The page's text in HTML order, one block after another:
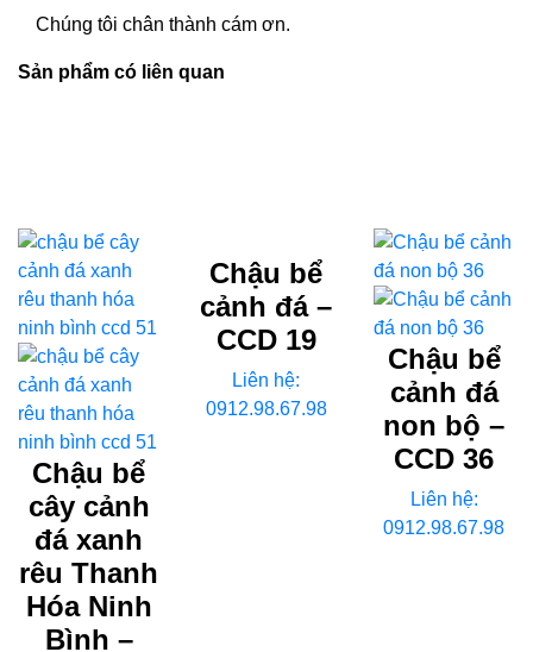
Chúng tôi chân thành cám ơn.
Sản phẩm có liên quan
Chậu bể
cây cảnh
đá xanh
rêu Thanh
Hóa Ninh
Bình –
Chậu bể
cảnh đá –
CCD 19
Liên hệ:
0912.98.67.98
Chậu bể
cảnh đá
non bộ –
CCD 36
Liên hệ:
0912.98.67.98